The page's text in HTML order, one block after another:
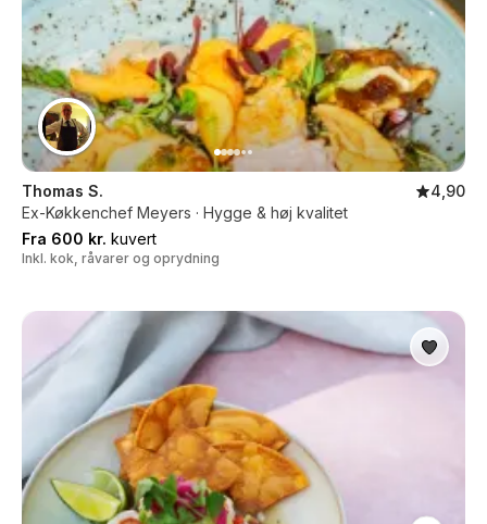
Thomas S.
4,90
Ex-Køkkenchef Meyers · Hygge & høj kvalitet
Fra 600 kr. kuvert
Inkl. kok, råvarer og oprydning